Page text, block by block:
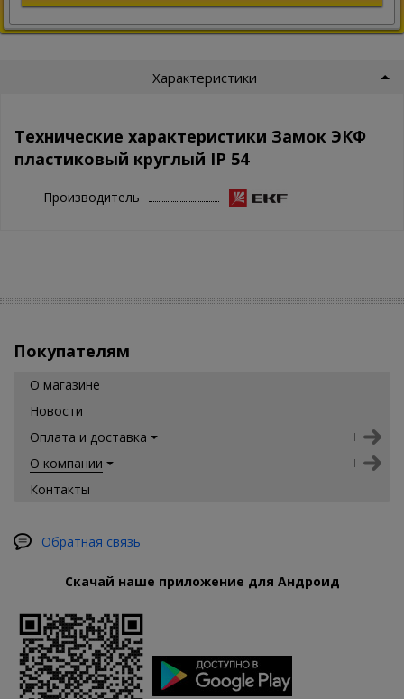
Характеристики
Технические характеристики Замок ЭКФ
пластиковый круглый IP 54
Производитель
Покупателям
О магазине
Новости
Оплата и доставка
О компании
Контакты
Обратная связь
Скачай наше приложение для Андроид